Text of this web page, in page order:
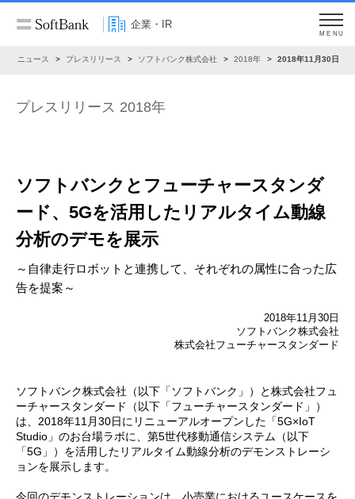
企業・IR
MENU
ニュース プレスリリース ソフトバンク株式会社 2018年 2018年11月30日
プレスリリース 2018年
ソフトバンクとフューチャースタンダ
ード、5Gを活用したリアルタイム動線
分析のデモを展示
～自律走行ロボットと連携して、それぞれの属性に合った広
告を提案～
2018年11月30日
ソフトバンク株式会社
株式会社フューチャースタンダード
ソフトバンク株式会社（以下「ソフトバンク」）と株式会社フュ
ーチャースタンダード（以下「フューチャースタンダード」）
は、2018年11月30日にリニューアルオープンした「5G×IoT
Studio」のお台場ラボに、第5世代移動通信システム（以下
「5G」）を活用したリアルタイム動線分析のデモンストレーシ
ョンを展示します。
今回のデモンストレーションは、小売業におけるユースケースを